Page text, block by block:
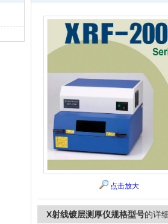
点击放大
X射线镀层测厚仪规格型号的详